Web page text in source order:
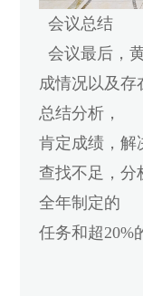
会议总结
会议最后，
成情况以及存
总结分析，
肯定成绩，解
查找不足，分
全年制定的
任务和超20%